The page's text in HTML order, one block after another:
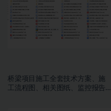
桥梁项目施工全套技术方案、施
工流程图、相关图纸、监控报告